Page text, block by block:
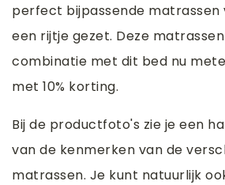
perfect bijpassende matrassen
een rijtje gezet. Deze
combinatie met dit bed nu
met 10% korting.
Bij de productfoto's zie je een
van de kenmerken van de
matrassen. Je kunt natuurlijk